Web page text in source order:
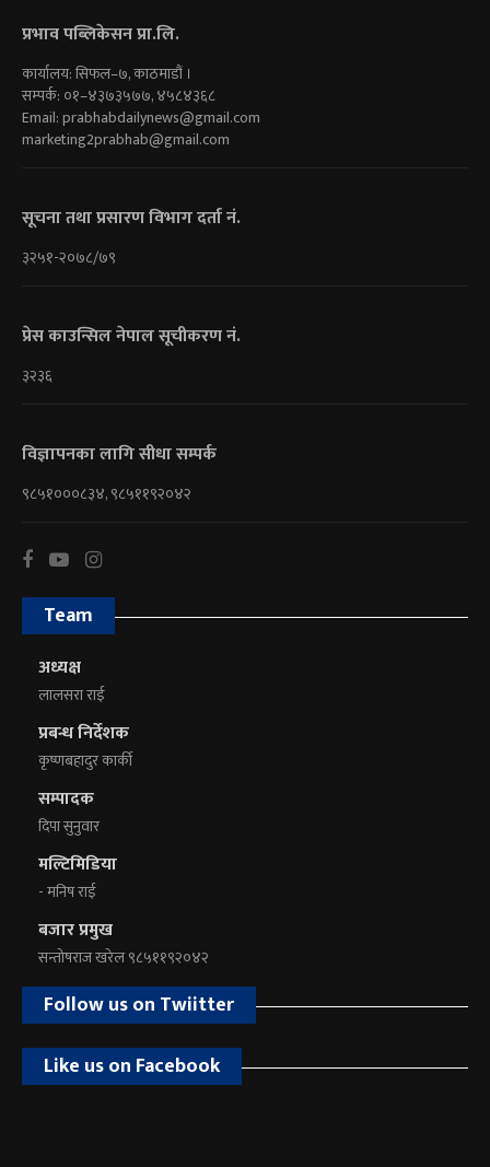
प्रभाव पब्लिकेसन प्रा.लि.
कार्यालय: सिफल–७, काठमाडौं ।
सम्पर्क: ०१–४३७३५७७, ४५८४३६८
Email:prabhabdailynews@gmail.com
marketing2prabhab@gmail.com
सूचना तथा प्रसारण विभाग दर्ता नं.
३२५१-२०७८/७९
प्रेस काउन्सिल नेपाल सूचीकरण नं.
३२३६
विज्ञापनका लागि सीधा सम्पर्क
९८५१०००८३४, ९८५११९२०४२
Team
अध्यक्ष
लालसरा राई
प्रबन्ध निर्देशक
कृष्णबहादुर कार्की
सम्पादक
दिपा सुनुवार
मल्टिमिडिया
- मनिष राई
बजार प्रमुख
सन्तोषराज खरेल ९८५११९२०४२
Follow us on Twiitter
Like us on Facebook